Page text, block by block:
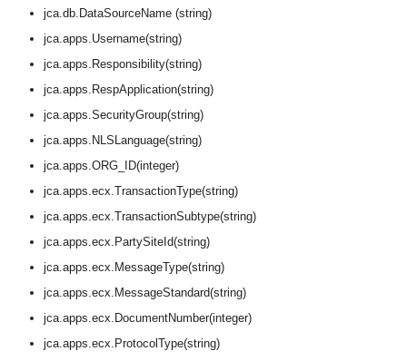
jca.db.DataSourceName (string)
jca.apps.Username(string)
jca.apps.Responsibility(string)
jca.apps.RespApplication(string)
jca.apps.SecurityGroup(string)
jca.apps.NLSLanguage(string)
jca.apps.ORG_ID(integer)
jca.apps.ecx.TransactionType(string)
jca.apps.ecx.TransactionSubtype(string)
jca.apps.ecx.PartySiteId(string)
jca.apps.ecx.MessageType(string)
jca.apps.ecx.MessageStandard(string)
jca.apps.ecx.DocumentNumber(integer)
jca.apps.ecx.ProtocolType(string)